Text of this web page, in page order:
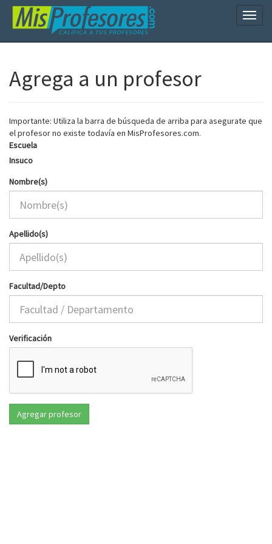
Agrega a un profesor
Importante: Utiliza la barra de búsqueda de arriba para asegurate que
el profesor no existe todavía en MisProfesores.com.
Escuela
Insuco
Nombre(s)
Apellido(s)
Facultad/Depto
Verificación